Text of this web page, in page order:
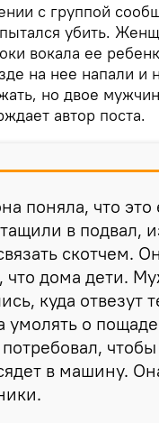
с группой
убить.
вокала ее
на нее напали и
но двое
автор поста.
поняла, что это
в подвал,
скотчем.
что дома дети.
куда отвезут
умолять о
в машину.